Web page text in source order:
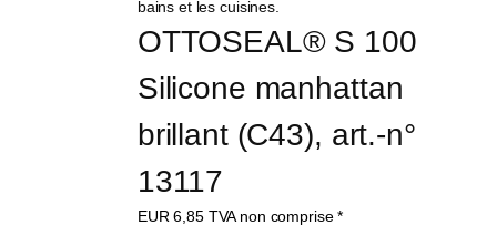
OTTOSEAL® S 100
Silicone manhattan
brillant (C43), art.-n°
13117
EUR6,85 TVA non comprise *